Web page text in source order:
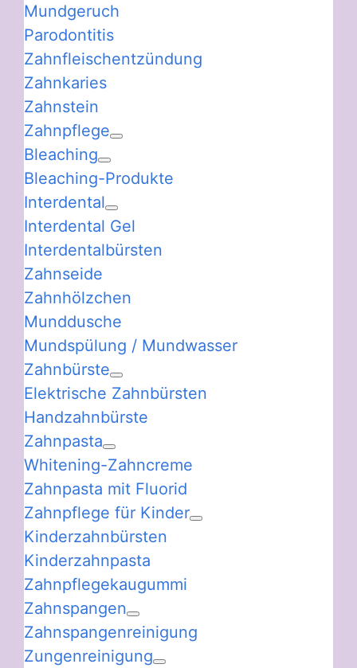
Mundgeruch
Parodontitis
Zahnfleischentzündung
Zahnkaries
Zahnstein
Zahnpflege
Bleaching
Bleaching-Produkte
Interdental
Interdental Gel
Interdentalbürsten
Zahnseide
Zahnhölzchen
Munddusche
Mundspülung / Mundwasser
Zahnbürste
Elektrische Zahnbürsten
Handzahnbürste
Zahnpasta
Whitening-Zahncreme
Zahnpasta mit Fluorid
Zahnpflege für Kinder
Kinderzahnbürsten
Kinderzahnpasta
Zahnpflegekaugummi
Zahnspangen
Zahnspangenreinigung
Zungenreinigung